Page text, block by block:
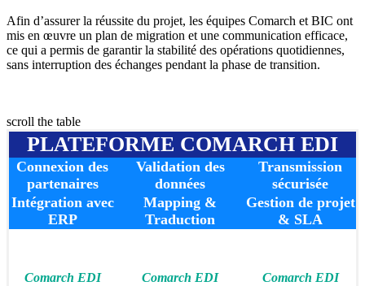
Afin d’assurer la réussite du projet, les équipes Comarch et BIC ont
mis en œuvre un plan de migration et une communication efficace,
ce qui a permis de garantir la stabilité des opérations quotidiennes,
sans interruption des échanges pendant la phase de transition.
scroll the table
PLATEFORME COMARCH EDI
Connexion des
partenaires
Validation des
données
Transmission
sécurisée
Intégration avec
ERP
Mapping &
Traduction
Gestion de projet
& SLA
Comarch EDI
Comarch EDI
Comarch EDI